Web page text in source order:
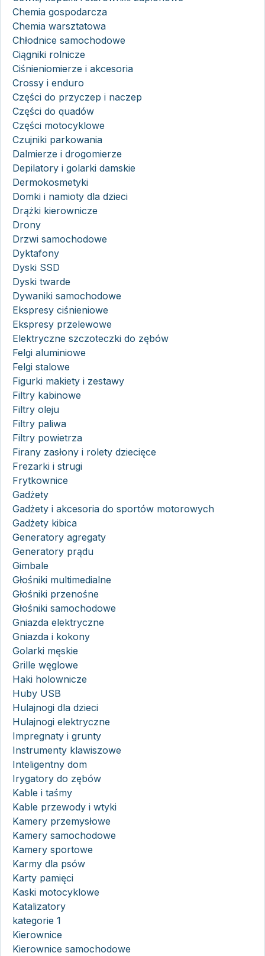
Chemia gospodarcza
Chemia warsztatowa
Chłodnice samochodowe
Ciągniki rolnicze
Ciśnieniomierze i akcesoria
Crossy i enduro
Części do przyczep i naczep
Części do quadów
Części motocyklowe
Czujniki parkowania
Dalmierze i drogomierze
Depilatory i golarki damskie
Dermokosmetyki
Domki i namioty dla dzieci
Drążki kierownicze
Drony
Drzwi samochodowe
Dyktafony
Dyski SSD
Dyski twarde
Dywaniki samochodowe
Ekspresy ciśnieniowe
Ekspresy przelewowe
Elektryczne szczoteczki do zębów
Felgi aluminiowe
Felgi stalowe
Figurki makiety i zestawy
Filtry kabinowe
Filtry oleju
Filtry paliwa
Filtry powietrza
Firany zasłony i rolety dziecięce
Frezarki i strugi
Frytkownice
Gadżety
Gadżety i akcesoria do sportów motorowych
Gadżety kibica
Generatory agregaty
Generatory prądu
Gimbale
Głośniki multimedialne
Głośniki przenośne
Głośniki samochodowe
Gniazda elektryczne
Gniazda i kokony
Golarki męskie
Grille węglowe
Haki holownicze
Huby USB
Hulajnogi dla dzieci
Hulajnogi elektryczne
Impregnaty i grunty
Instrumenty klawiszowe
Inteligentny dom
Irygatory do zębów
Kable i taśmy
Kable przewody i wtyki
Kamery przemysłowe
Kamery samochodowe
Kamery sportowe
Karmy dla psów
Karty pamięci
Kaski motocyklowe
Katalizatory
kategorie 1
Kierownice
Kierownice samochodowe